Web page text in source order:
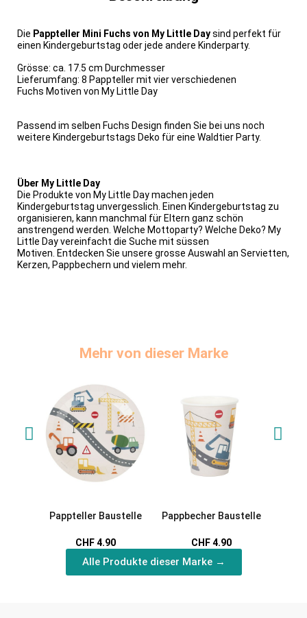
Die Pappteller Mini Fuchs von My Little Daysind perfekt für
einen Kindergeburtstag oder jede andere Kinderparty.
Grösse: ca. 17.5 cm Durchmesser
Lieferumfang: 8 Pappteller mit vier verschiedenen
Fuchs Motiven von My Little Day
Passend im selben Fuchs Design finden Sie bei uns noch
weitere Kindergeburtstags Deko für eine Waldtier Party.
Über My Little Day
Die Produkte von My Little Day machen jeden
Kindergeburtstag unvergesslich. Einen Kindergeburtstag zu
organisieren, kann manchmal für Eltern ganz schön
anstrengend werden. Welche Mottoparty? Welche Deko? My
Little Day vereinfacht die Suche mit süssen
Motiven. Entdecken Sie unsere grosse Auswahl an Servietten,
Kerzen, Pappbechern und vielem mehr.
Mehr von dieser Marke
Pappteller Baustelle
CHF 4.90
Pappbecher Baustelle
CHF 4.90
Alle Produkte dieser Marke →